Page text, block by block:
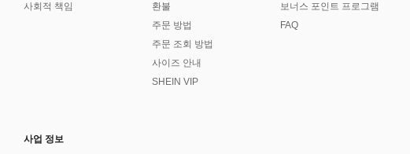
사회적 책임
환불
주문 방법
주문 조회 방법
사이즈 안내
SHEIN VIP
보너스 포인트 프로그램
FAQ
사업 정보